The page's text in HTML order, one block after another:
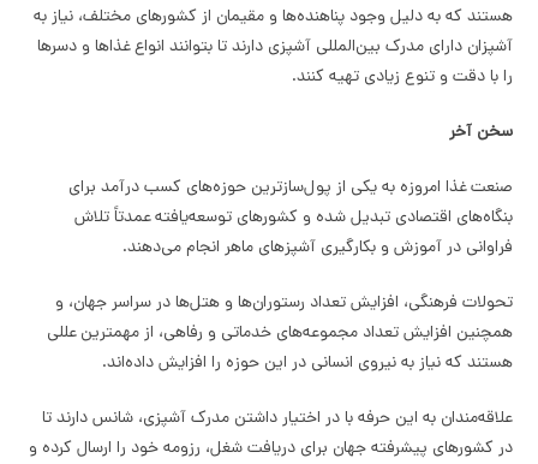
هستند که به دلیل وجود پناهنده‌ها و مقیمان از کشورهای مختلف، نیاز به
آشپزان دارای مدرک بین‌المللی آشپزی دارند تا بتوانند انواع غذاها و دسرها
را با دقت و تنوع زیادی تهیه کنند.
سخن آخر
صنعت غذا امروزه به یکی از پول‌سازترین حوزه‌های کسب درآمد برای
بنگاه‌های اقتصادی تبدیل شده و کشورهای توسعه‌یافته عمدتاً تلاش
فراوانی در آموزش و بکارگیری آشپزهای ماهر انجام می‌دهند.
تحولات فرهنگی، افزایش تعداد رستوران‌ها و هتل‌ها در سراسر جهان، و
همچنین افزایش تعداد مجموعه‌های خدماتی و رفاهی، از مهمترین عللی
هستند که نیاز به نیروی انسانی در این حوزه را افزایش داده‌اند.
علاقه‌مندان به این حرفه با در اختیار داشتن مدرک آشپزی، شانس دارند تا
در کشورهای پیشرفته جهان برای دریافت شغل، رزومه خود را ارسال کرده و